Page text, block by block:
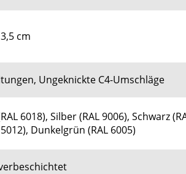
cm
Ungeknickte C4-Umschläge
6018), Silber (RAL 9006), Schwarz
Dunkelgrün (RAL 6005)